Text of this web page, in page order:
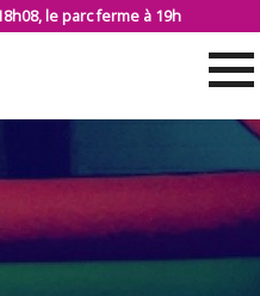
le parc ferme à 19h